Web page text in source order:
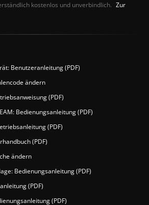
kostenlos und unverbindlich. Zur
Benutzeranleitung (PDF)
ändern
(PDF)
Bedienungsanleitung (PDF)
(PDF)
(PDF)
ändern
Bedienungsanleitung (PDF)
(PDF)
(PDF)